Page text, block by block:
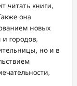
читать книги,
она
новых
городов,
но и в